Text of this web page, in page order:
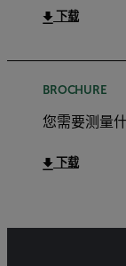
下载
BROCHURE
您需要测量
下载